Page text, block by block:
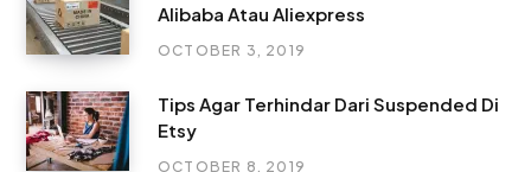
Alibaba Atau Aliexpress
OCTOBER 3, 2019
Tips Agar Terhindar Dari Suspended Di
Etsy
OCTOBER 8, 2019